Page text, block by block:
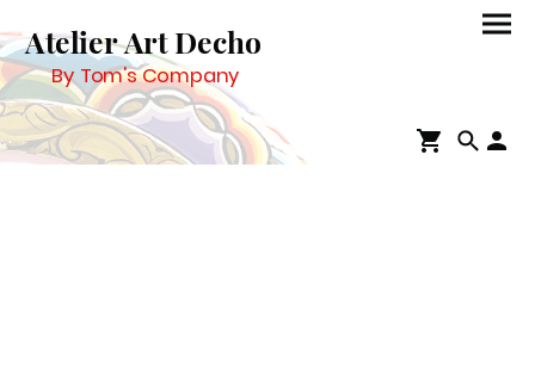
Atelier Art Decho
By Tom's Company